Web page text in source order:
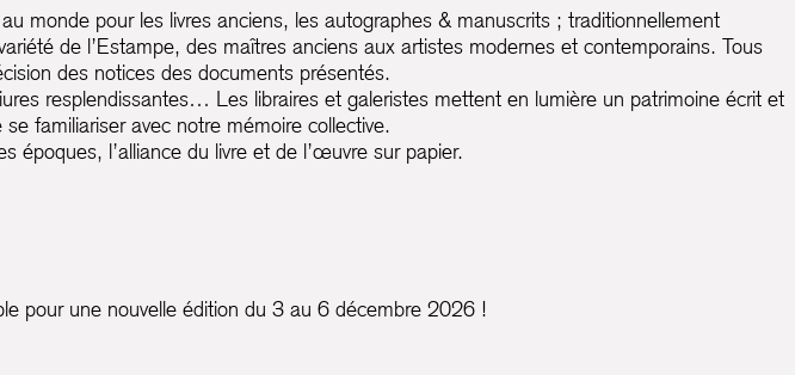
monde pour les livres anciens, les autographes & manuscrits ; traditionnellement
de l’Estampe, des maîtres anciens aux artistes modernes et contemporains. Tous
des notices des documents présentés.
resplendissantes… Les libraires et galeristes mettent en lumière un patrimoine écrit et
familiariser avec notre mémoire collective.
époques, l’alliance du livre et de l’œuvre sur papier.
pour une nouvelle édition du 3 au 6 décembre 2026 !